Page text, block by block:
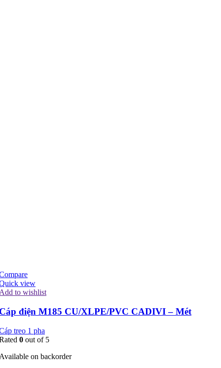
view
to wishlist
điện M185 CU/XLPE/PVC CADIVI – Mét
treo 1 pha
0 out of 5
on backorder